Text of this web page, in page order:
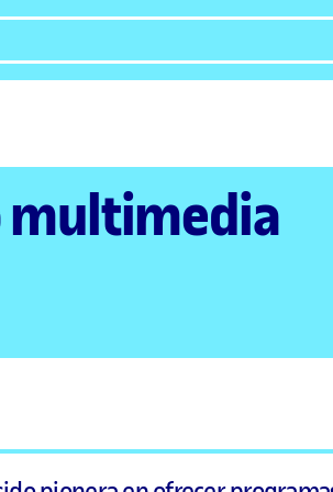
multimedia